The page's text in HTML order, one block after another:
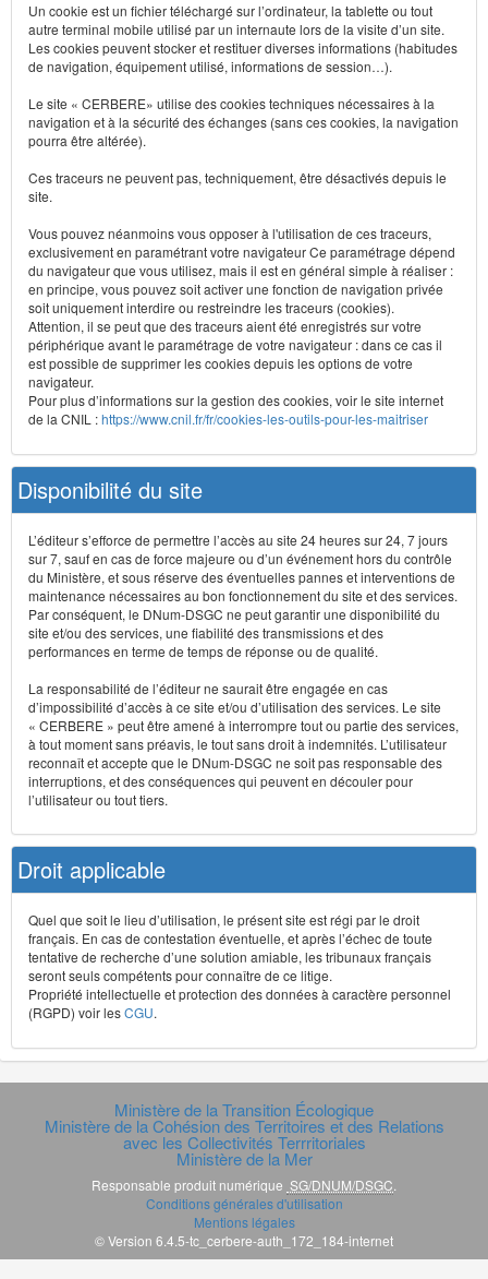
Un cookie est un fichier téléchargé sur l’ordinateur, la tablette ou tout
autre terminal mobile utilisé par un internaute lors de la visite d’un site.
Les cookies peuvent stocker et restituer diverses informations (habitudes
de navigation, équipement utilisé, informations de session…).
Le site « CERBERE» utilise des cookies techniques nécessaires à la
navigation et à la sécurité des échanges (sans ces cookies, la navigation
pourra être altérée).
Ces traceurs ne peuvent pas, techniquement, être désactivés depuis le
site.
Vous pouvez néanmoins vous opposer à l'utilisation de ces traceurs,
exclusivement en paramétrant votre navigateur Ce paramétrage dépend
du navigateur que vous utilisez, mais il est en général simple à réaliser :
en principe, vous pouvez soit activer une fonction de navigation privée
soit uniquement interdire ou restreindre les traceurs (cookies).
Attention, il se peut que des traceurs aient été enregistrés sur votre
périphérique avant le paramétrage de votre navigateur : dans ce cas il
est possible de supprimer les cookies depuis les options de votre
navigateur.
Pour plus d’informations sur la gestion des cookies, voir le site internet
de la CNIL :https://www.cnil.fr/fr/cookies-les-outils-pour-les-maitriser
Disponibilité du site
L’éditeur s’efforce de permettre l’accès au site 24 heures sur 24, 7 jours
sur 7, sauf en cas de force majeure ou d’un événement hors du contrôle
du Ministère, et sous réserve des éventuelles pannes et interventions de
maintenance nécessaires au bon fonctionnement du site et des services.
Par conséquent, le DNum-DSGC ne peut garantir une disponibilité du
site et/ou des services, une fiabilité des transmissions et des
performances en terme de temps de réponse ou de qualité.
La responsabilité de l’éditeur ne saurait être engagée en cas
d’impossibilité d’accès à ce site et/ou d’utilisation des services. Le site
« CERBERE » peut être amené à interrompre tout ou partie des services,
à tout moment sans préavis, le tout sans droit à indemnités. L’utilisateur
reconnaît et accepte que le DNum-DSGC ne soit pas responsable des
interruptions, et des conséquences qui peuvent en découler pour
l’utilisateur ou tout tiers.
Droit applicable
Quel que soit le lieu d’utilisation, le présent site est régi par le droit
français. En cas de contestation éventuelle, et après l’échec de toute
tentative de recherche d’une solution amiable, les tribunaux français
seront seuls compétents pour connaître de ce litige.
Propriété intellectuelle et protection des données à caractère personnel
(RGPD) voir lesCGU.
Ministère de la Transition Écologique
Ministère de la Cohésion des Territoires et des Relations
avec les Collectivités Terrritoriales
Ministère de la Mer
Responsable produit numérique SG/DNUM/DSGC
Conditions générales d'utilisation
Mentions légales
© Version 6.4.5-tc_cerbere-auth_172_184-internet